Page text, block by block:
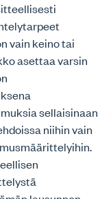
vain keino tai
asettaa varsin
sellaisinaan
niihin vain